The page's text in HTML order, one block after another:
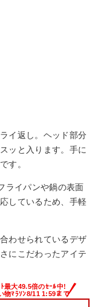
イ返し。ヘッド部分
ッと入ります。手に
す。
ライパンや鍋の表面
しているため、手軽
わせられているデザ
にこだわったアイテ